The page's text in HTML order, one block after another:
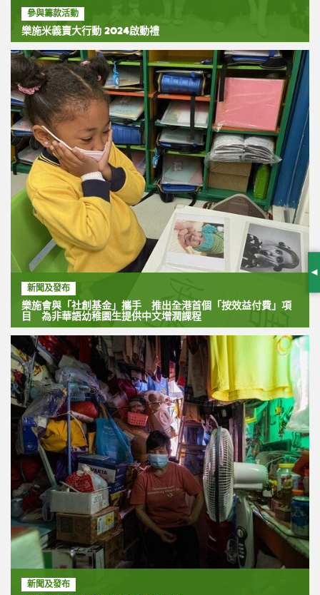
參與籌款活動
樂施米義賣大行動 2024啟動禮
新聞及發布
樂施會與「社創基金」攜手 推出全港首個「按效益付費」項
目 為非華語幼稚園生提供中文增潤課程
新聞及發布